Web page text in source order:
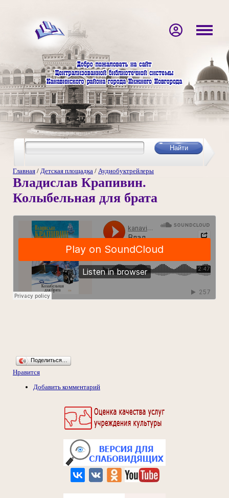
Главная / Детская площадка / Аудиобуктрейлеры
Владислав Крапивин.
Колыбельная для брата
Поделиться…
Нравится
Добавить комментарий